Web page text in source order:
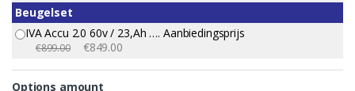
Beugelset
IVA Accu 2.0 60v / 23,Ah …. Aanbiedingsprijs
€899.00 €849.00
Options amount